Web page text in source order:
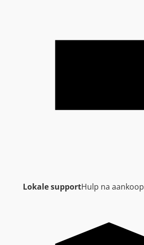
Lokale supportHulp na aankoop